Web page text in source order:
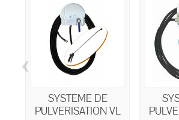
SYSTEME DE
PULVERISATION VL
‹